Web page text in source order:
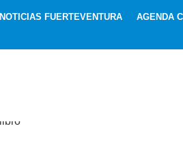
NOTICIAS FUERTEVENTURA AGENDA